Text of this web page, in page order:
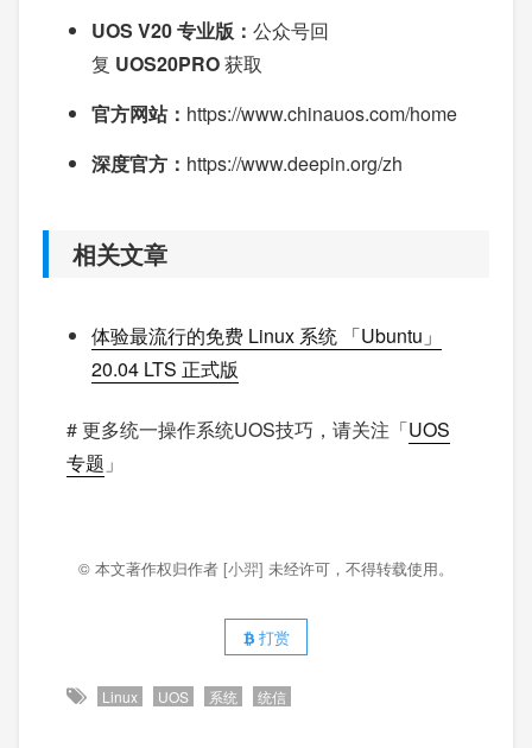
UOS V20 专业版： 公众号回
复 UOS20PRO获取
官方网站： https://www.chinauos.com/home
深度官方： https://www.deepin.org/zh
相关文章
体验最流行的免费 Linux 系统 「Ubuntu」
20.04 LTS 正式版
# 更多统一操作系统UOS技巧，请关注「UOS
专题 」
© 本文著作权归作者 [小羿] 未经许可，不得转载使用。
打赏
Linux UOS 系统 统信